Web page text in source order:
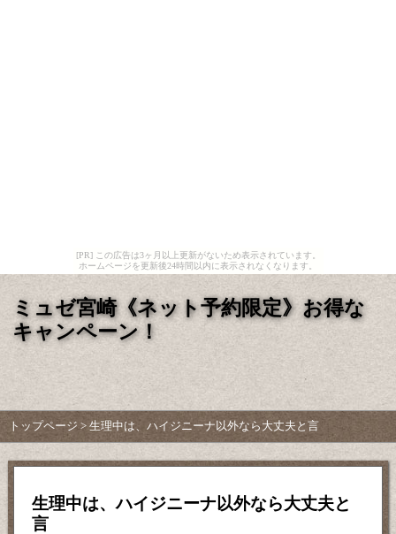
[PR] この広告は3ヶ月以上更新がないため表示されています。
ホームページを更新後24時間以内に表示されなくなります。
ミュゼ宮崎《ネット予約限定》お得な
キャンペーン！
トップページ > 生理中は、ハイジニーナ以外なら大丈夫と言
生理中は、ハイジニーナ以外なら大丈夫と
言